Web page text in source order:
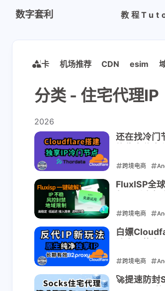
数字套利 教程
银行/虚拟卡 机场推荐 CDN esim
分类 - 住宅代理IP
2026
还在找冷门
跨境电商
2026-05-27
FluxISP全
跨境电商
2026-05-12
白嫖
跨境电商
2026-05-08
🚀提速防封